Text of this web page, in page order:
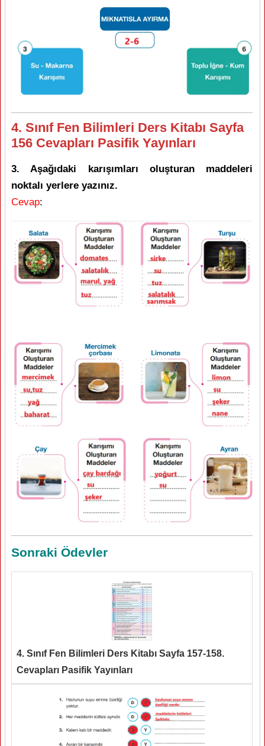
4. Sınıf Fen Bilimleri Ders Kitabı Sayfa
156 Cevapları Pasifik Yayınları
3. Aşağıdaki karışımları oluşturan maddeleri
noktalı yerlere yazınız.
Cevap:
Sonraki Ödevler
4. Sınıf Fen Bilimleri Ders Kitabı Sayfa 157-158.
Cevapları Pasifik Yayınları